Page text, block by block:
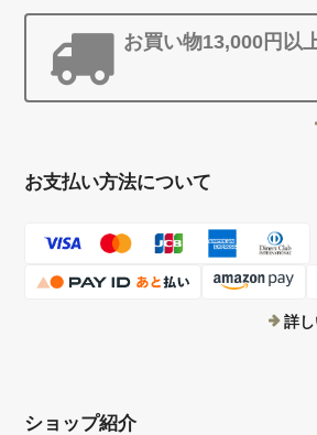
お買い物13,000円以
お支払い方法について
詳
ショップ紹介